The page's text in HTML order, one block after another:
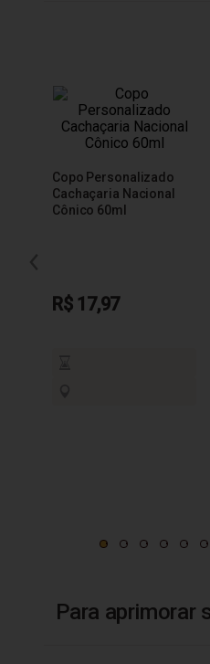
Copo Personalizado
Cachaçaria Nacional
Cônico 60ml
R$ 17,97
Para aprimorar